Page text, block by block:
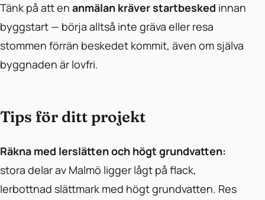
Tänk på att en anmälan kräver startbesked innan
byggstart — börja alltså inte gräva eller resa
stommen förrän beskedet kommit, även om själva
byggnaden är lovfri.
Tips för ditt projekt
Räkna med lerslätten och högt grundvatten:
stora delar av Malmö ligger lågt på flack,
lerbottnad slättmark med högt grundvatten. Res